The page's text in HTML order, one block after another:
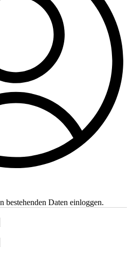
bestehenden Daten einloggen.